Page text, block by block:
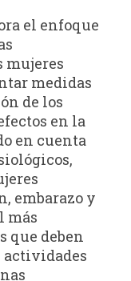
el enfoque
mujeres
medidas
de los
en la
en cuenta
embarazo y
más
que deben
actividades